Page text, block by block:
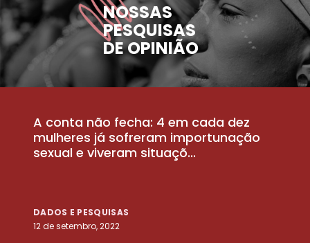
NOSSAS
PESQUISAS
DE OPINIÃO
A conta não fecha: 4 em cada dez
mulheres já sofreram importunação
sexual e viveram situaçõ...
DADOS E PESQUISAS
12 de setembro, 2022